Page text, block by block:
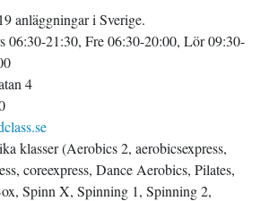
anläggningar i Sverige.
06:30-21:30, Fre 06:30-20:00, Lör 09:30-
4
klasser (Aerobics 2, aerobicsexpress,
coreexpress, Dance Aerobics, Pilates,
Spinn X, Spinning 1, Spinning 2,